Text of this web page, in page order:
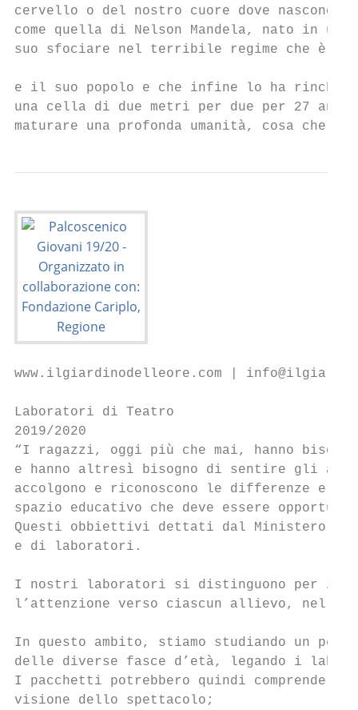
cervello o del nostro cuore dove nascono
come quella di Nelson Mandela, nato in
suo sfociare nel terribile regime che è
e il suo popolo e che infine lo ha
una cella di due metri per due per 27
maturare una profonda umanità, cosa
www.ilgiardinodelleore.com |
Laboratori di Teatro
2019/2020
“I ragazzi, oggi più che mai, hanno
e hanno altresì bisogno di sentire gli
accolgono e riconoscono le differenze
spazio educativo che deve essere
Questi obbiettivi dettati dal Ministero
e di laboratori.
I nostri laboratori si distinguono per il
l’attenzione verso ciascun allievo, nel
In questo ambito, stiamo studiando un
delle diverse fasce d’età, legando i
I pacchetti potrebbero quindi comprendere:
visione dello spettacolo;